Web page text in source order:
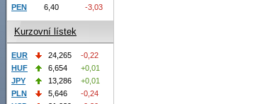
PEN
6,40 -3,03
Kurzovní lístek
EUR 24,265
-0,22
HUF
6,654
+0,01
JPY
13,286
+0,01
PLN
5,646
-0,24